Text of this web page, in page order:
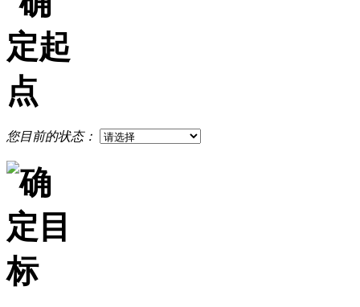
您目前的状态：